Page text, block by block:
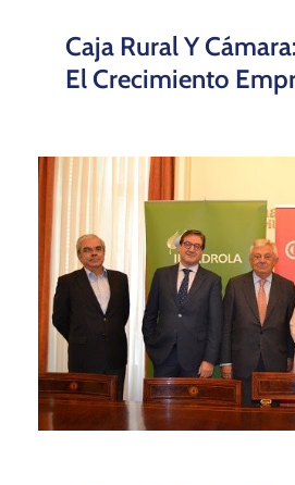
Caja Rural Y
El Crecimiento